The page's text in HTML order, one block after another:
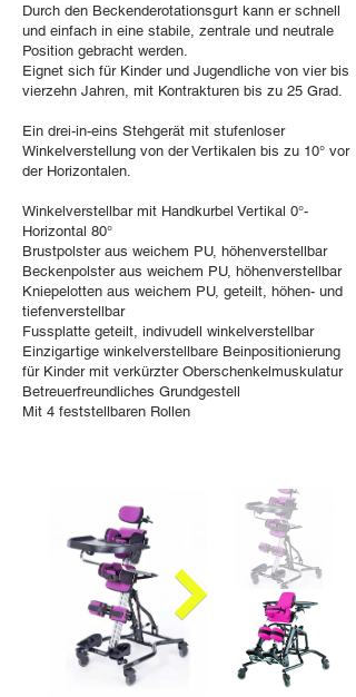
Durch den Beckenderotationsgurt kann er schnell
und einfach in eine stabile, zentrale und neutrale
Position gebracht werden.
Eignet sich für Kinder und Jugendliche von vier bis
vierzehn Jahren, mit Kontrakturen bis zu 25 Grad.
Ein drei-in-eins Stehgerät mit stufenloser
Winkelverstellung von der Vertikalen bis zu 10° vor
der Horizontalen.
Winkelverstellbar mit Handkurbel Vertikal 0°-
Horizontal 80°
Brustpolster aus weichem PU, höhenverstellbar
Beckenpolster aus weichem PU, höhenverstellbar
Kniepelotten aus weichem PU, geteilt, höhen- und
tiefenverstellbar
Fussplatte geteilt, indivudell winkelverstellbar
Einzigartige winkelverstellbare Beinpositionierung
für Kinder mit verkürzter Oberschenkelmuskulatur
Betreuerfreundliches Grundgestell
Mit 4 feststellbaren Rollen